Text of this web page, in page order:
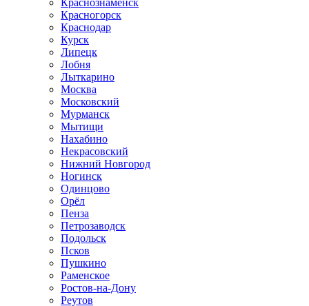
Краснознаменск
Красногорск
Краснодар
Курск
Липецк
Лобня
Лыткарино
Москва
Московский
Мурманск
Мытищи
Нахабино
Некрасовский
Нижний Новгород
Ногинск
Одинцово
Орёл
Пенза
Петрозаводск
Подольск
Псков
Пушкино
Раменское
Ростов-на-Дону
Реутов